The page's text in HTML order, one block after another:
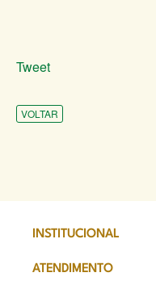
Tweet
VOLTAR
INSTITUCIONAL
ATENDIMENTO